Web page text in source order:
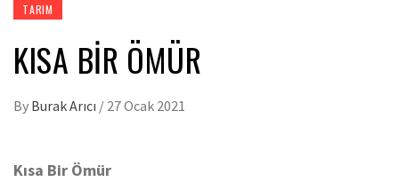
TARIM
KISA BIR ÖMÜR
By Burak Arıcı / 27 Ocak 2021
Kısa Bir Ömür